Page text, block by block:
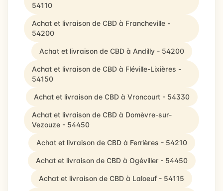
54110
Achat et livraison de CBD à Francheville -
54200
Achat et livraison de CBD à Andilly - 54200
Achat et livraison de CBD à Fléville-Lixières -
54150
Achat et livraison de CBD à Vroncourt - 54330
Achat et livraison de CBD à Domèvre-sur-
Vezouze - 54450
Achat et livraison de CBD à Ferrières - 54210
Achat et livraison de CBD à Ogéviller - 54450
Achat et livraison de CBD à Laloeuf - 54115